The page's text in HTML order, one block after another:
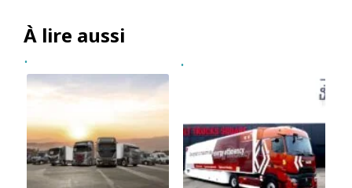
À lire aussi